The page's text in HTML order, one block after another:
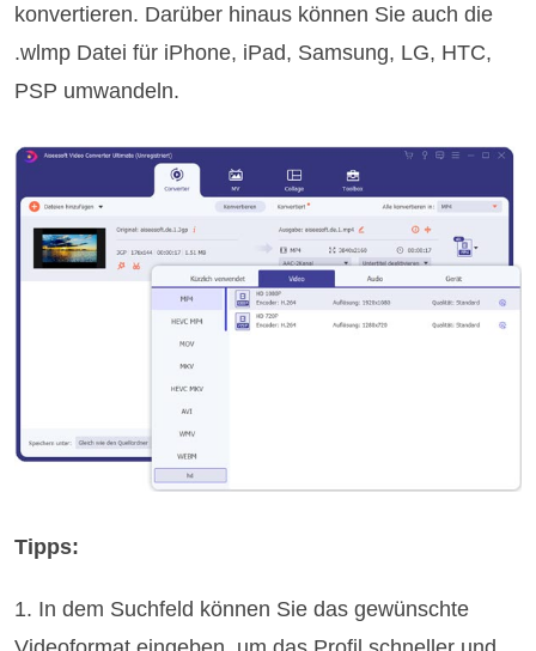
konvertieren. Darüber hinaus können Sie auch die
.wlmp Datei für iPhone, iPad, Samsung, LG, HTC,
PSP umwandeln.
Tipps:
1. In dem Suchfeld können Sie das gewünschte